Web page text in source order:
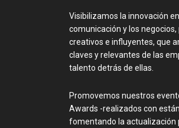
Visibilizamos la innovación
comunicación y los
creativos e influyentes, que
claves y relevantes de las
talento detrás de ellas.
Promovemos nuestros
Awards -realizados con
fomentando la actualización